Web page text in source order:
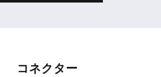
コネクター